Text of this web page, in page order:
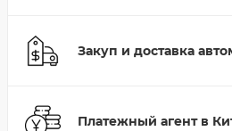
Закуп и доставка
Платежный агент в